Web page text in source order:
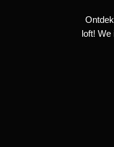
loft! We